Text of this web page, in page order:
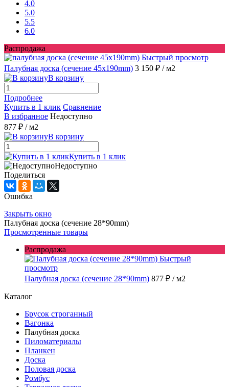
4.0
5.0
5.5
6.0
Распродажа
Быстрый просмотр
Палубная доска (сечение 45x190mm) 3 150 ₽ / м2
В корзину
Подробнее
Купить в 1 клик Сравнение
В избранное Недоступно
877 ₽ / м2
В корзину
Купить в 1 клик
Недоступно
Поделиться
Ошибка
Закрыть окно
Палубная доска (сечение 28*90mm)
Просмотренные товары
Распродажа
Быстрый
просмотр
Палубная доска (сечение 28*90mm) 877 ₽ / м2
Каталог
Брусок строганный
Вагонка
Палубная доска
Пиломатериалы
Планкен
Доска
Половая доска
Ромбус